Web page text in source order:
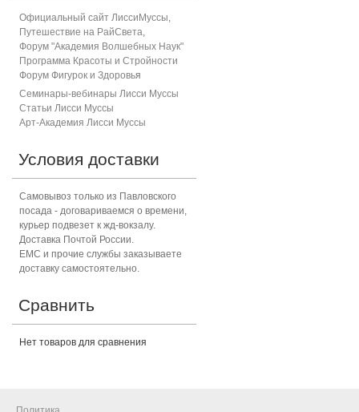
Официальный сайт ЛиссиМуссы,
Путешествие на РайСвета,
Форум "Академия Волшебных Наук"
Программа Красоты и Стройности
Форум Фигурок и Здоровья
Семинары-вебинары Лисси Муссы
Статьи Лисси Муссы
Арт-Академия Лисси Муссы
Условия доставки
Самовывоз только из Павловского
посада - договариваемся о времени,
курьер подвезет к жд-вокзалу.
Доставка Почтой России.
ЕМС и прочие службы заказываете
доставку самостоятельно.
Сравнить
Нет товаров для сравнения